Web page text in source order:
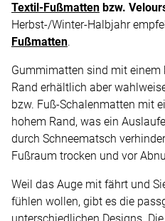
Textil-Fußmatten bzw.
Herbst-/Winter-Halbjahr
Fußmatten.
Gummimatten sind mit einem
Rand erhältlich aber
bzw. Fuß-Schalenmatten mit
hohem Rand, was ein
durch Schneematsch
Fußraum trocken und vor
Weil das Auge mit fährt und
fühlen wollen, gibt es die